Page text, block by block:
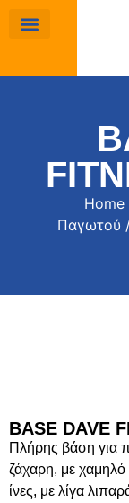
Home
Παγωτού
BASE DAVE
Πλήρης βάση για
ζάχαρη, με χαμηλό
ίνες, με λίγα